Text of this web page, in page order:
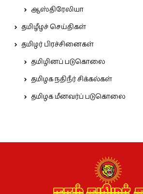
ஆஸ்திரேலியா
தமிழீழச் செய்திகள்
தமிழர் பிரச்சினைகள்
தமிழினப் படுகொலை
தமிழக நதிநீர் சிக்கல்கள்
தமிழக மீனவர்ப் படுகொலை